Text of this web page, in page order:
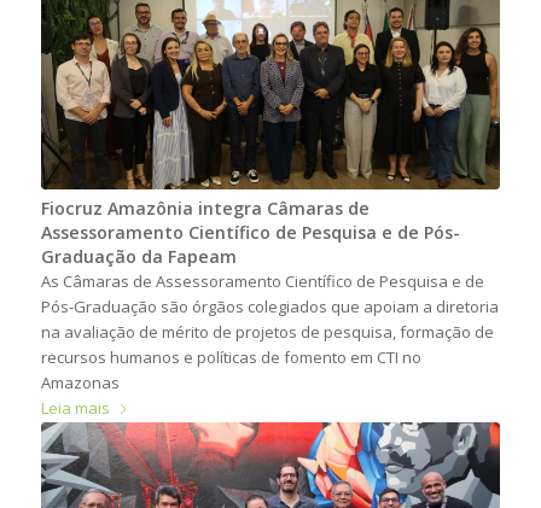
Fiocruz Amazônia integra Câmaras de
Assessoramento Científico de Pesquisa e de Pós-
Graduação da Fapeam
As Câmaras de Assessoramento Científico de Pesquisa e de
Pós-Graduação são órgãos colegiados que apoiam a diretoria
na avaliação de mérito de projetos de pesquisa, formação de
recursos humanos e políticas de fomento em CTI no
Amazonas
Leia mais